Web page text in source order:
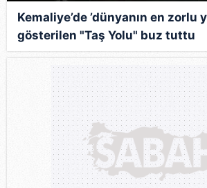
Kemaliye’de ’dünyanın en zorlu
gösterilen "Taş Yolu" buz tuttu